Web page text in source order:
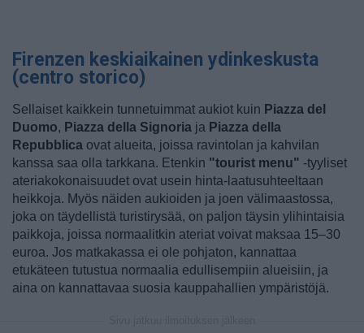
Firenzen keskiaikainen ydinkeskusta
(centro storico)
Sellaiset kaikkein tunnetuimmat aukiot kuin Piazza del
Duomo, Piazza della Signoria ja Piazza della
Repubblica ovat alueita, joissa ravintolan ja kahvilan
kanssa saa olla tarkkana. Etenkin "tourist menu" -tyyliset
ateriakokonaisuudet ovat usein hinta-laatusuhteeltaan
heikkoja. Myös näiden aukioiden ja joen välimaastossa,
joka on täydellistä turistirysää, on paljon täysin ylihintaisia
paikkoja, joissa normaalitkin ateriat voivat maksaa 15–30
euroa. Jos matkakassa ei ole pohjaton, kannattaa
etukäteen tutustua normaalia edullisempiin alueisiin, ja
aina on kannattavaa suosia kauppahallien ympäristöjä.